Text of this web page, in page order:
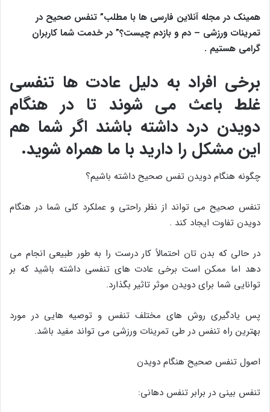
همینک در مجله آنلاین فارسی ها با مطلب” تنفس صحیح در
تمرینات ورزشی – دم و بازدم چیست؟” در خدمت شما کاربران
گرامی هستیم .
برخی افراد به دلیل عادت ها تنفسی
غلط باعث می شوند تا در هنگام
دویدن درد داشته باشند اگر شما هم
این مشکل را دارید با ما همراه شوید.
چگونه هنگام دویدن تفس صحیح داشته باشیم؟
تنفس صحیح می تواند از نظر راحتی و عملکرد کلی شما در هنگام
دویدن تفاوت ایجاد کند .
در حالی که بدن تان احتمالاً کار درست را به طور طبیعی انجام می
دهد اما ممکن است برخی عادت های تنفسی داشته باشید که بر
توانایی شما برای دویدن موثر تاثیر بگذارد.
پس یادگیری روش های مختلف تنفس و توصیه هایی در مورد
بهترین راه تنفس در طی تمرینات ورزشی می تواند مفید باشد.
اصول تنفس صحیح هنگام دویدن
تنفس بینی در برابر تنفس دهانی: